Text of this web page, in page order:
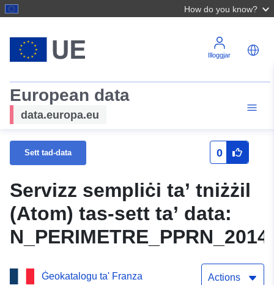
How do you know?
Illoggjar
European data
data.europa.eu
Sett tad-data 0
Servizz sempliċi ta’ tniżżil
(Atom) tas-sett ta’ data:
Ġeokatalogu ta' Franza Actions